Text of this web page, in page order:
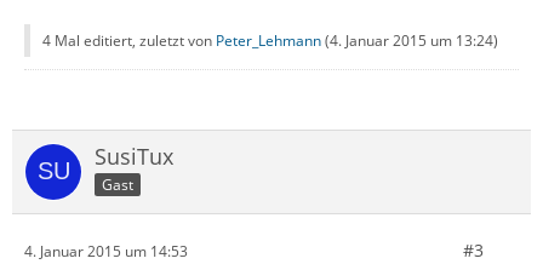
4 Mal editiert, zuletzt von Peter_Lehmann(4. Januar 2015 um 13:24)
SusiTux
Gast
4. Januar 2015 um 14:53 #3